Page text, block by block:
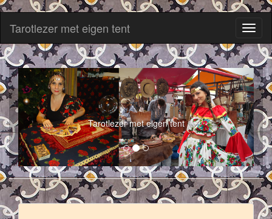
Tarotlezer met eigen tent
Tarotlezer met eigen tent